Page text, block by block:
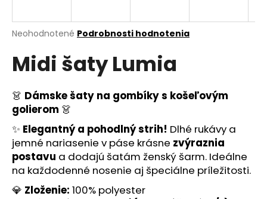
Priemerné
produktu
je
z
5
hviezdičiek.
Neohodnotené Podrobnosti hodnotenia
Midi šaty Lumia
👗 Dámske šaty na gombíky s košeľovým
golierom 👗
✨ Elegantný a pohodlný strih! Dlhé rukávy a
jemné nariasenie v páse krásne zvýraznia
postavu a dodajú šatám ženský šarm. Ideálne
na každodenné nosenie aj špeciálne príležitosti.
💎 Zloženie: 100% polyester
j
ť
?
HĽADAŤ
O